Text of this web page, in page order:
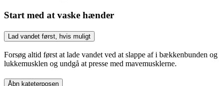
Start med at vaske hænder
Lad vandet først, hvis muligt
Forsøg altid først at lade vandet ved at slappe af i bækkenbunden og
lukkemusklen og undgå at presse med mavemusklerne.
Åbn kateterposen